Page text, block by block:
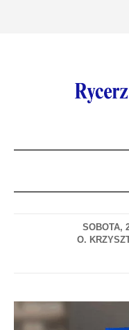
SOBOTA,